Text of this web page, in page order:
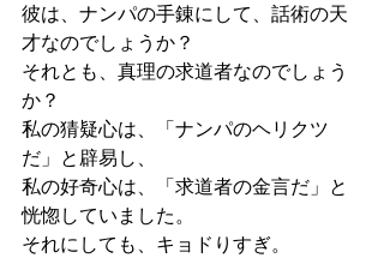
彼は、ナンパの手錬にして、話術の天
才なのでしょうか？
それとも、真理の求道者なのでしょう
か？
私の猜疑心は、「ナンパのヘリクツ
だ」と辟易し、
私の好奇心は、「求道者の金言だ」と
恍惚していました。
それにしても、キョドりすぎ。